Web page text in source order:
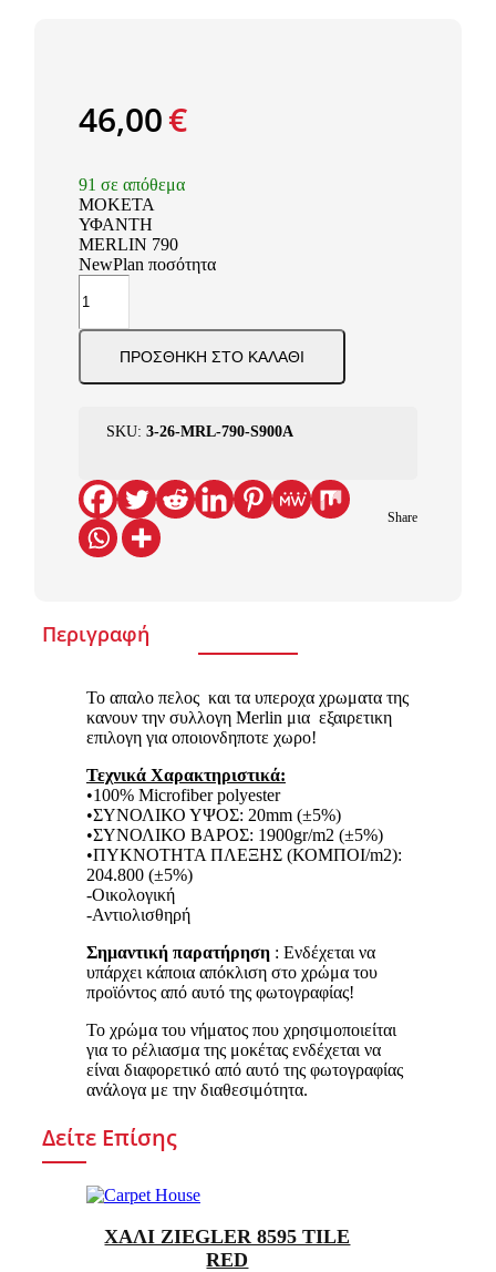
46,00€
91 σε απόθεμα
ΜΟΚΕΤΑ
ΥΦΑΝΤΗ
MERLIN 790
NewPlan ποσότητα
ΠΡΟΣΘΉΚΗ ΣΤΟ ΚΑΛΆΘΙ
SKU: 3-26-MRL-790-S900A
Share
Περιγραφή
Το απαλο πελος και τα υπεροχα χρωματα της
κανουν την συλλογη Merlin μια εξαιρετικη
επιλογη για οποιονδηποτε χωρο!
Τεχνικά Χαρακτηριστικά:
•100% Microfiber polyester
•ΣΥΝΟΛΙΚΟ ΥΨΟΣ: 20mm (±5%)
•ΣΥΝΟΛΙΚΟ ΒΑΡΟΣ: 1900gr/m2 (±5%)
•ΠΥΚΝΟΤΗΤΑ ΠΛΕΞΗΣ (ΚΟΜΠΟΙ/m2):
204.800 (±5%)
-Οικολογική
-Αντιολισθηρή
Σημαντική παρατήρηση: Ενδέχεται να
υπάρχει κάποια απόκλιση στο χρώμα του
προϊόντος από αυτό της φωτογραφίας!
Το χρώμα του νήματος που χρησιμοποιείται
για το ρέλιασμα της μοκέτας ενδέχεται να
είναι διαφορετικό από αυτό της φωτογραφίας
ανάλογα με την διαθεσιμότητα.
Δείτε Επίσης
ΧΑΛΙ ZIEGLER 8595 TILE
RED